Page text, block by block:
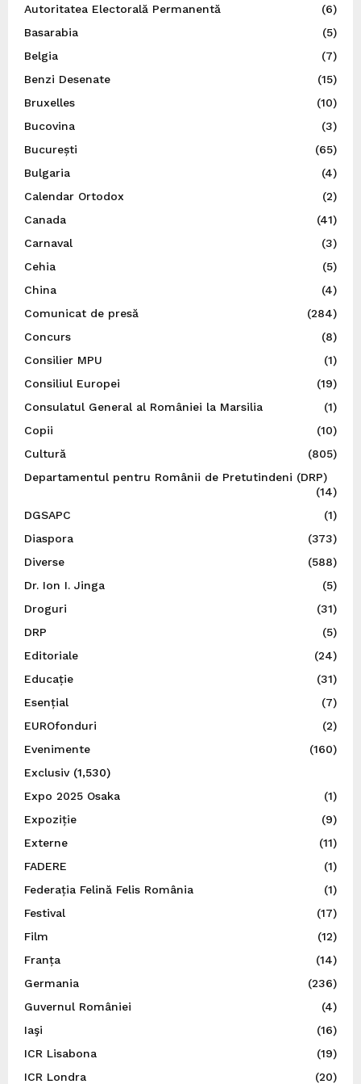
Autoritatea Electorală Permanentă
(6)
Basarabia
(5)
Belgia
(7)
Benzi Desenate
(15)
Bruxelles
(10)
Bucovina
(3)
București
(65)
Bulgaria
(4)
Calendar Ortodox
(2)
Canada
(41)
Carnaval
(3)
Cehia
(5)
China
(4)
Comunicat de presă
(284)
Concurs
(8)
Consilier MPU
(1)
Consiliul Europei
(19)
Consulatul General al României la Marsilia
(1)
Copii
(10)
Cultură
(805)
Departamentul pentru Românii de Pretutindeni (DRP)
(14)
DGSAPC
(1)
Diaspora
(373)
Diverse
(588)
Dr. Ion I. Jinga
(5)
Droguri
(31)
DRP
(5)
Editoriale
(24)
Educație
(31)
Esențial
(7)
EUROfonduri
(2)
Evenimente
(160)
Exclusiv(1,530)
Expo 2025 Osaka
(1)
Expoziție
(9)
Externe
(11)
FADERE
(1)
Federația Felină Felis România
(1)
Festival
(17)
Film
(12)
Franța
(14)
Germania
(236)
Guvernul României
(4)
Iaşi
(16)
ICR Lisabona
(19)
ICR Londra
(20)